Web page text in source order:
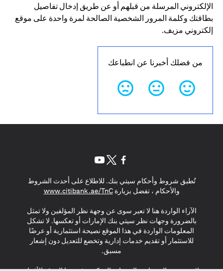
الإلكتروني المرسلة من قبلهم أو عن طريق إدخال تفاصيل
بطاقتك وكلمة المرور الشخصية الصالحة لمرة واحدة على موقع
إلكتروني مزيف.
من فضلك أخبرنا عن انطباعك
تُطبق شروط وأحكام سيتي بنك. للاطلاع على أحدث الشروط
والأحكام ، تفضل بزيارةwww.citibank.ae/TnC
(opens in a new tab)
الآراء الواردة هنا لا تعبر سوى عن وجهة نظر المؤلفين ولا تمثل
بالضرورة وجهات نظر سيتي بنك الإمارات أو تعكسها. لا تشكل
المعلومات الواردة في هذا الموقع نصيحة استثمارية أو عرضًا
للاستثمار أو تقديم خدمات إدارية وتخضع للتعديل دون إشعار
مسبق.